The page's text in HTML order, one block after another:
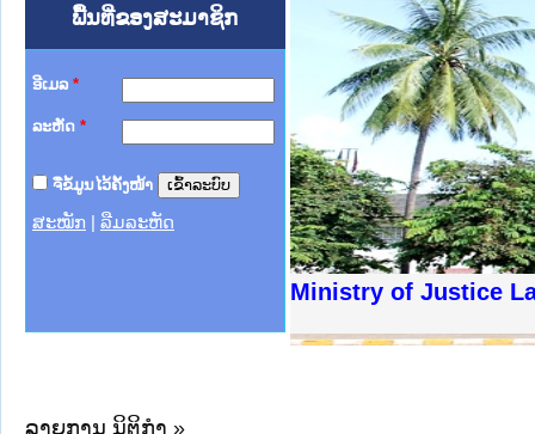
ພື້ນທີ່ຂອງສະມາຊິກ
ອີເມລ *
ລະຫັດ *
ຈື່ຂໍ້ມູນໄວ້ຄັ້ງໜ້າ
ສະໝັກ ລືມລະຫັດ
Ministry of Justice
າຊົນ ພາກເໜືອ
ການ
ກາງ
ໃຕ້
ຕຳຫຼວດປະຊາຊົນ
ສັນຕິບານປະຊາຊົນ
ກເໜືອ
າຊົນ ພາກກາງ
ລາຍການ ນິຕິກໍາ »